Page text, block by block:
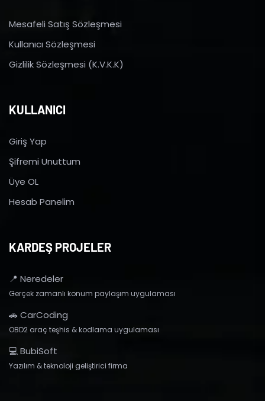
Mesafeli Satış Sözleşmesi
Kullanıcı Sözleşmesi
Gizlilik Sözleşmesi (K.V.K.K)
KULLANICI
Giriş Yap
Şifremi Unuttum
Üye OL
Hesab Panelim
KARDEŞ PROJELER
📍 Neredeler
Gerçek zamanlı konum paylaşım uygulaması
🚗 CarCoding
OBD2 araç teşhis & kodlama uygulaması
💻 BubiSoft
Yazılım & teknoloji geliştirici firma